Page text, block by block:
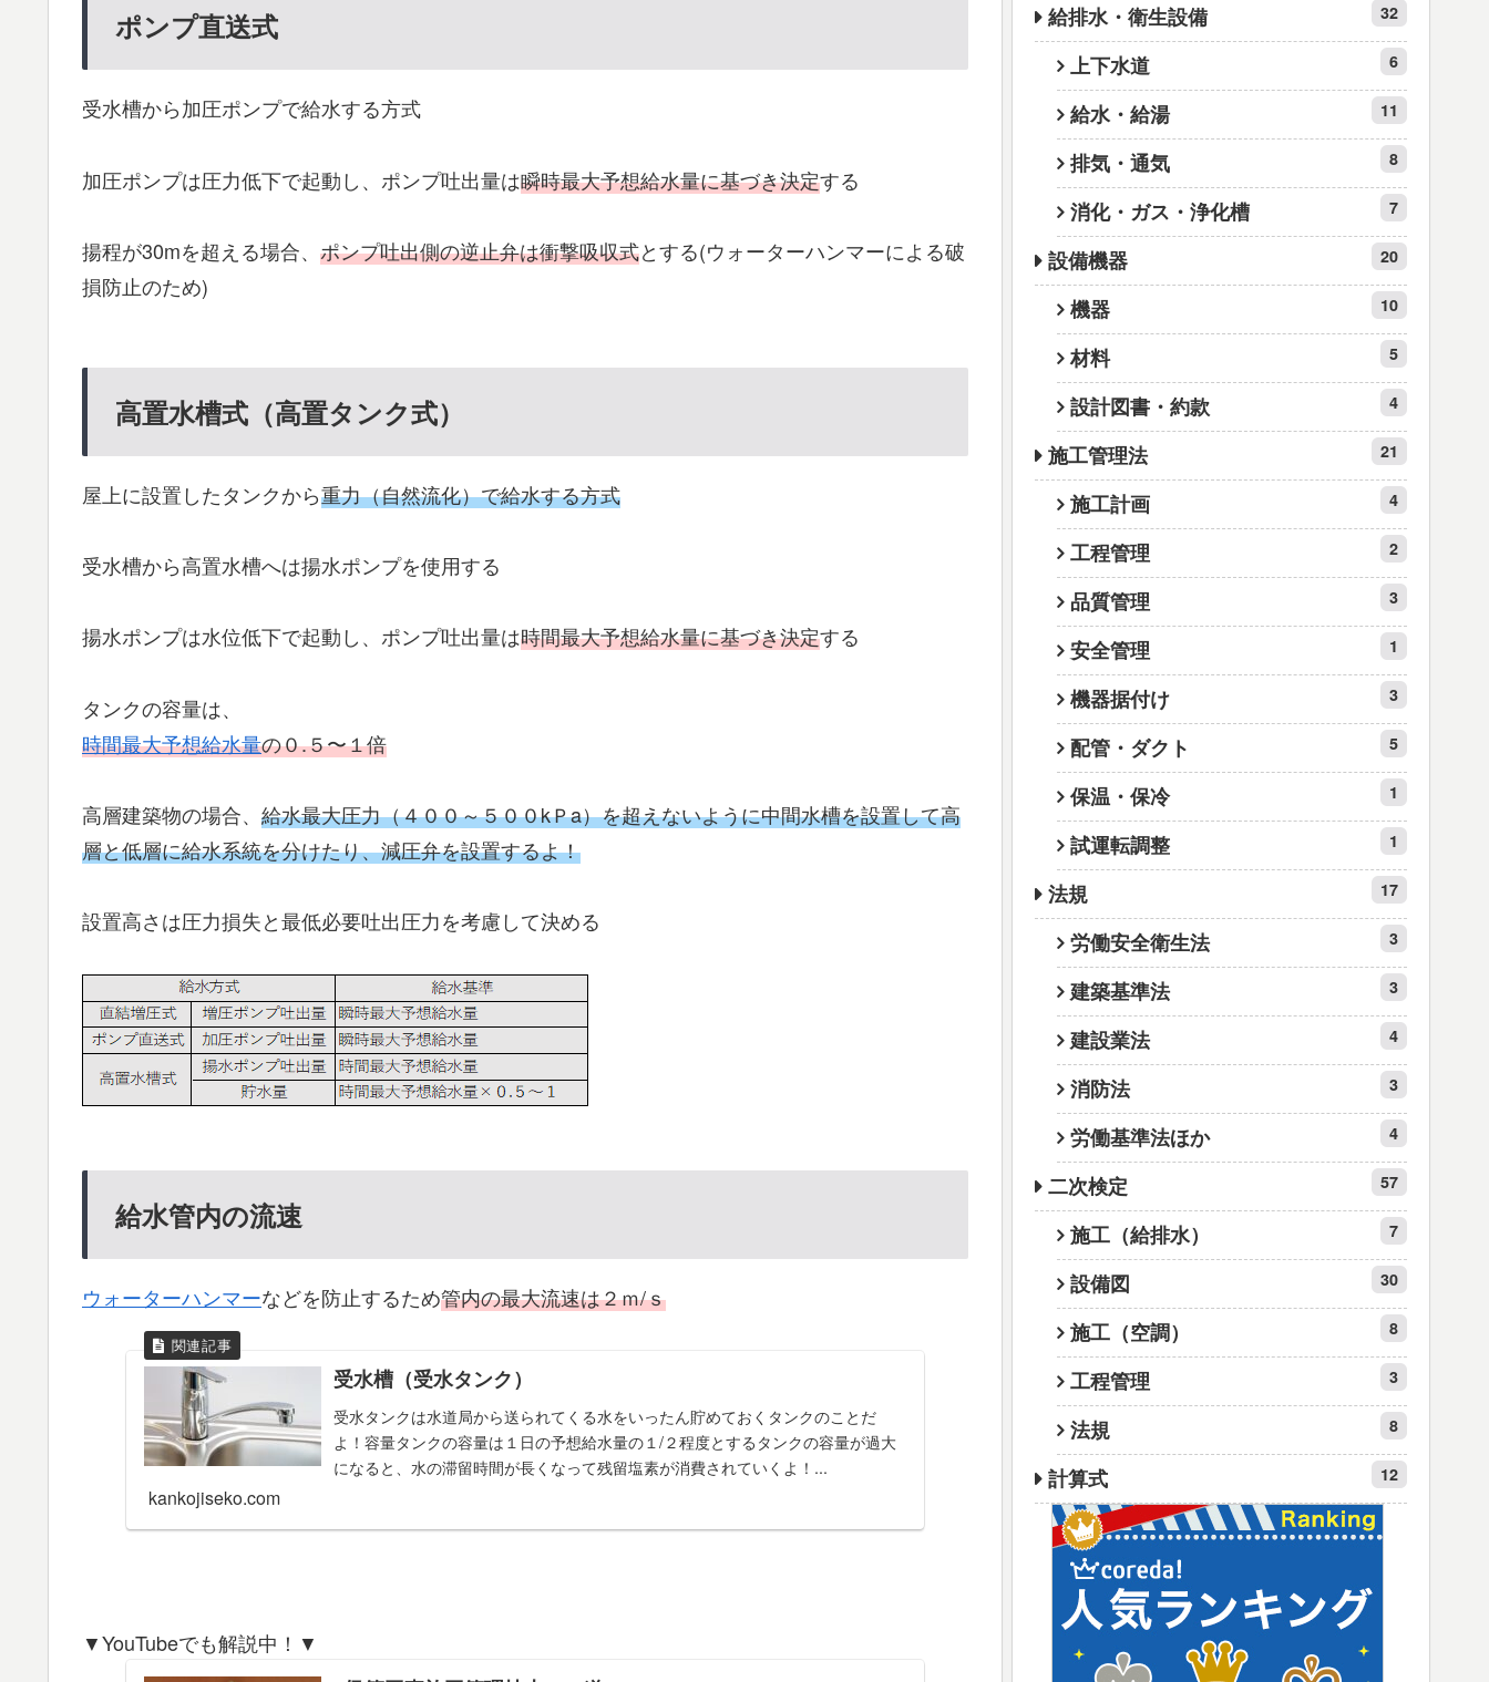
ポンプ直送式
受水槽から加圧ポンプで給水する方式
加圧ポンプは圧力低下で起動し、ポンプ吐出量は瞬時最大予想給水量に基づき決定する
揚程が30mを超える場合、 ポンプ吐出側の逆止弁は衝撃吸収式とする(ウォーターハンマーによる破
損防止のため)
高置水槽式（高置タンク式）
屋上に設置したタンクから重力（自然流化）で給水する方式
受水槽から高置水槽へは揚水ポンプを使用する
揚水ポンプは水位低下で起動し、ポンプ吐出量は時間最大予想給水量に基づき決定する
タンクの容量は、
時間最大予想給水量の０.５〜１倍
高層建築物の場合、 給水最大圧力（４００～５００kＰa）を超えないように中間水槽を設置して高
層と低層に給水系統を分けたり、減圧弁を設置するよ！
設置高さは圧力損失と最低必要吐出圧力を考慮して決める
給水管内の流速
ウォーターハンマーなどを防止するため管内の最大流速は２ｍ/ｓ
受水槽（受水タンク）
受水タンクは水道局から送られてくる水をいったん貯めておくタンクのことだ
よ！容量タンクの容量は１日の予想給水量の１/２程度とするタンクの容量が過大
になると、水の滞留時間が長くなって残留塩素が消費されていくよ！...
kankojiseko.com
▼YouTubeでも解説中！▼
給排水・衛生設備 32
上下水道 6
給水・給湯 11
排気・通気 8
消化・ガス・浄化槽 7
設備機器 20
機器 10
材料 5
設計図書・約款 4
施工管理法 21
施工計画 4
工程管理 2
品質管理 3
安全管理 1
機器据付け 3
配管・ダクト 5
保温・保冷 1
試運転調整 1
法規 17
労働安全衛生法 3
建築基準法 3
建設業法 4
消防法 3
労働基準法ほか 4
二次検定 57
施工（給排水） 7
設備図 30
施工（空調） 8
工程管理 3
法規 8
計算式 12